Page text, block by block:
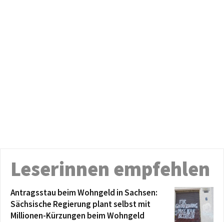
Leserinnen empfehlen
Antragsstau beim Wohngeld in Sachsen:
Sächsische Regierung plant selbst mit
Millionen-Kürzungen beim Wohngeld